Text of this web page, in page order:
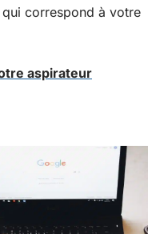
correspond à votre
aspirateur